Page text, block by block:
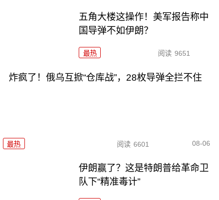
五角大楼这操作！美军报告称中
国导弹不如伊朗？
最热 阅读 9651
炸疯了！俄乌互掀“仓库战”，28枚导弹全拦不住
最热 阅读 6601 08-06
伊朗赢了？这是特朗普给革命卫
队下“精准毒计”